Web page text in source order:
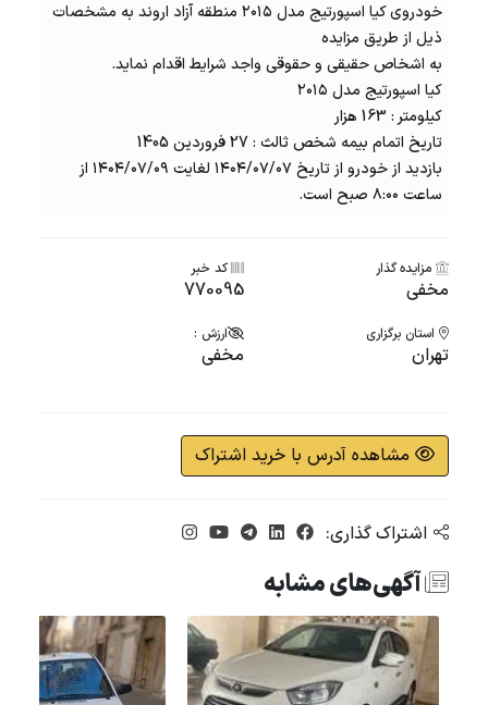
خودروی کیا اسپورتیج مدل ۲۰۱۵ منطقه آزاد اروند به مشخصات
ذیل از طریق مزایده
به اشخاص حقیقی و حقوقی واجد شرایط اقدام نماید.
کیا اسپورتیج مدل ۲۰۱۵
کیلومتر : 163 هزار
تاریخ اتمام بیمه شخص ثالث : 27 فروردین 1405
بازدید از خودرو از تاریخ ۱۴۰۴/۰۷/۰۷ لغایت ۱۴۰۴/۰۷/۰۹ از
ساعت ۸:۰۰ صبح است.
مزایده گذار
مخفی
کد خبر
770095
استان برگزاری
تهران
ارزش :
مخفی
مشاهده آدرس با خرید اشتراک
اشتراک گذاری:
آگهی‌های مشابه